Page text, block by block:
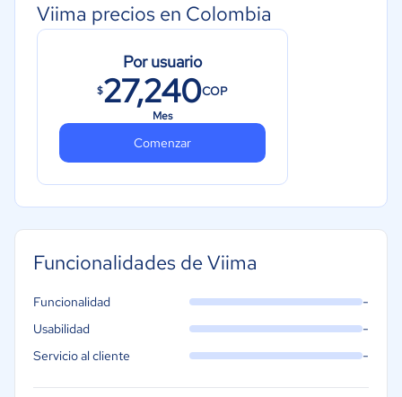
Viima precios en Colombia
Por usuario
$27,240COP
Mes
Comenzar
Funcionalidades de Viima
Funcionalidad -
Usabilidad -
Servicio al cliente -